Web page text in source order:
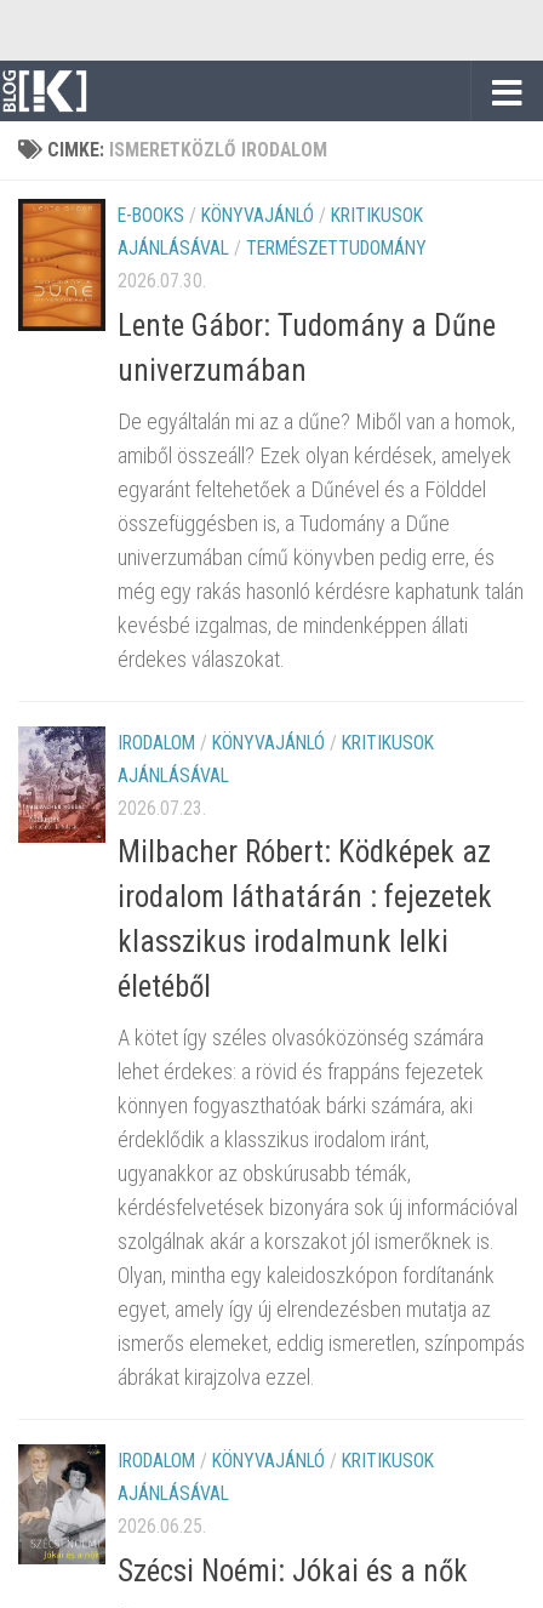
CIMKE: ISMERETKÖZLŐ IRODALOM
E-BOOKS / KÖNYVAJÁNLÓ / KRITIKUSOK
AJÁNLÁSÁVAL / TERMÉSZETTUDOMÁNY
2026.07.30.
Lente Gábor: Tudomány a Dűne
univerzumában
De egyáltalán mi az a dűne? Miből van a homok,
amiből összeáll? Ezek olyan kérdések, amelyek
egyaránt feltehetőek a Dűnével és a Földdel
összefüggésben is, a Tudomány a Dűne
univerzumában című könyvben pedig erre, és
még egy rakás hasonló kérdésre kaphatunk talán
kevésbé izgalmas, de mindenképpen állati
érdekes válaszokat.
IRODALOM / KÖNYVAJÁNLÓ / KRITIKUSOK
AJÁNLÁSÁVAL
2026.07.23.
Milbacher Róbert: Ködképek az
irodalom láthatárán : fejezetek
klasszikus irodalmunk lelki
életéből
A kötet így széles olvasóközönség számára
lehet érdekes: a rövid és frappáns fejezetek
könnyen fogyaszthatóak bárki számára, aki
érdeklődik a klasszikus irodalom iránt,
ugyanakkor az obskúrusabb témák,
kérdésfelvetések bizonyára sok új információval
szolgálnak akár a korszakot jól ismerőknek is.
Olyan, mintha egy kaleidoszkópon fordítanánk
egyet, amely így új elrendezésben mutatja az
ismerős elemeket, eddig ismeretlen, színpompás
ábrákat kirajzolva ezzel.
IRODALOM / KÖNYVAJÁNLÓ / KRITIKUSOK
AJÁNLÁSÁVAL
2026.06.25.
Szécsi Noémi: Jókai és a nők